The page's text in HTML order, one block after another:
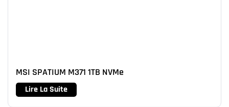
MSI SPATIUM M371 1TB NVMe
Lire La Suite